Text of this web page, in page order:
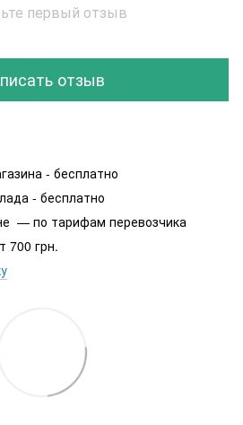
первый отзыв
отзыв
- бесплатно
- бесплатно
— по тарифам перевозчика
700 грн.